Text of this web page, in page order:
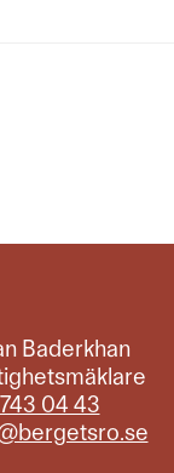
Baderkhan
04 43